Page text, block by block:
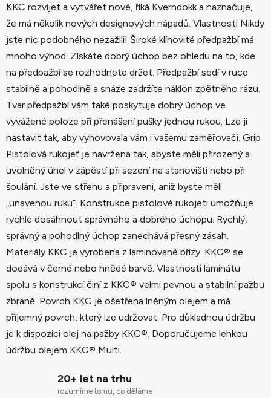
KKC rozvíjet a vytvářet nové, říká Kverndokk a naznačuje,
že má několik nových designových nápadů. Vlastnosti Nikdy
jste nic podobného nezažili! Široké klínovité předpažbí má
mnoho výhod. Získáte dobrý úchop bez ohledu na to, kde
na předpažbí se rozhodnete držet. Předpažbí sedí v ruce
stabilně a pohodlně a snáze zadržíte náklon zpětného rázu.
Tvar předpažbí vám také poskytuje dobrý úchop ve
vyvážené poloze při přenášení pušky jednou rukou. Lze ji
nastavit tak, aby vyhovovala vám i vašemu zaměřovači. Grip
Pistolová rukojeť je navržena tak, abyste měli přirozený a
uvolněný úhel v zápěstí při sezení na stanovišti nebo při
šoulání. Jste ve střehu a připraveni, aniž byste měli
„unavenou ruku“. Konstrukce pistolové rukojeti umožňuje
rychle dosáhnout správného a dobrého úchopu. Rychlý,
správný a pohodlný úchop zanechává přesný zásah.
Materiály KKC je vyrobena z laminované břízy. KKC® se
dodává v černé nebo hnědé barvě. Vlastnosti laminátu
spolu s konstrukcí činí z KKC® velmi pevnou a stabilní pažbu
zbraně. Povrch KKC je ošetřena lněným olejem a má
příjemný povrch, který lze udržovat. Pro důkladnou údržbu
je k dispozici olej na pažby KKC®. Doporučujeme lehkou
údržbu olejem KKC® Multi.
20+ let na trhu
rozumíme tomu, co děláme